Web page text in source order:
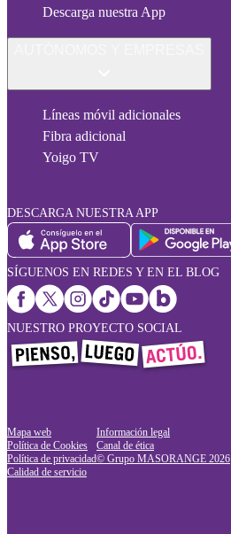
Descarga nuestra App
Líneas móvil adicionales
Fibra adicional
Yoigo TV
DESCARGA NUESTRA APP
SÍGUENOS EN REDES Y EN EL BLOG
NUESTRO PROYECTO SOCIAL
Mapa web
Política de Cookies
Política de privacidad
Calidad de servicio
Información legal
Canal de ética
© Grupo MASORANGE 2026